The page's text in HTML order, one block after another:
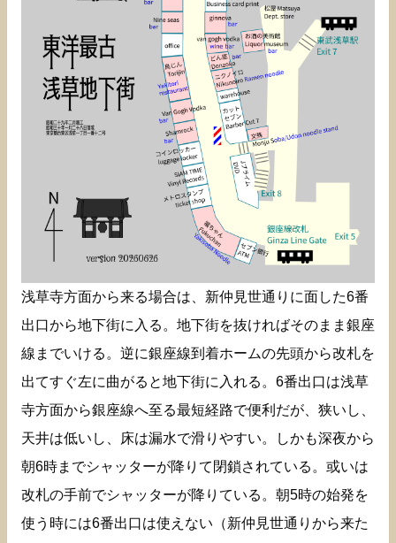
浅草寺方面から来る場合は、新仲見世通りに面した6番
出口から地下街に入る。地下街を抜ければそのまま銀座
線までいける。逆に銀座線到着ホームの先頭から改札を
出てすぐ左に曲がると地下街に入れる。6番出口は浅草
寺方面から銀座線へ至る最短経路で便利だが、狭いし、
天井は低いし、床は漏水で滑りやすい。しかも深夜から
朝6時までシャッターが降りて閉鎖されている。或いは
改札の手前でシャッターが降りている。朝5時の始発を
使う時には6番出口は使えない（新仲見世通りから来た